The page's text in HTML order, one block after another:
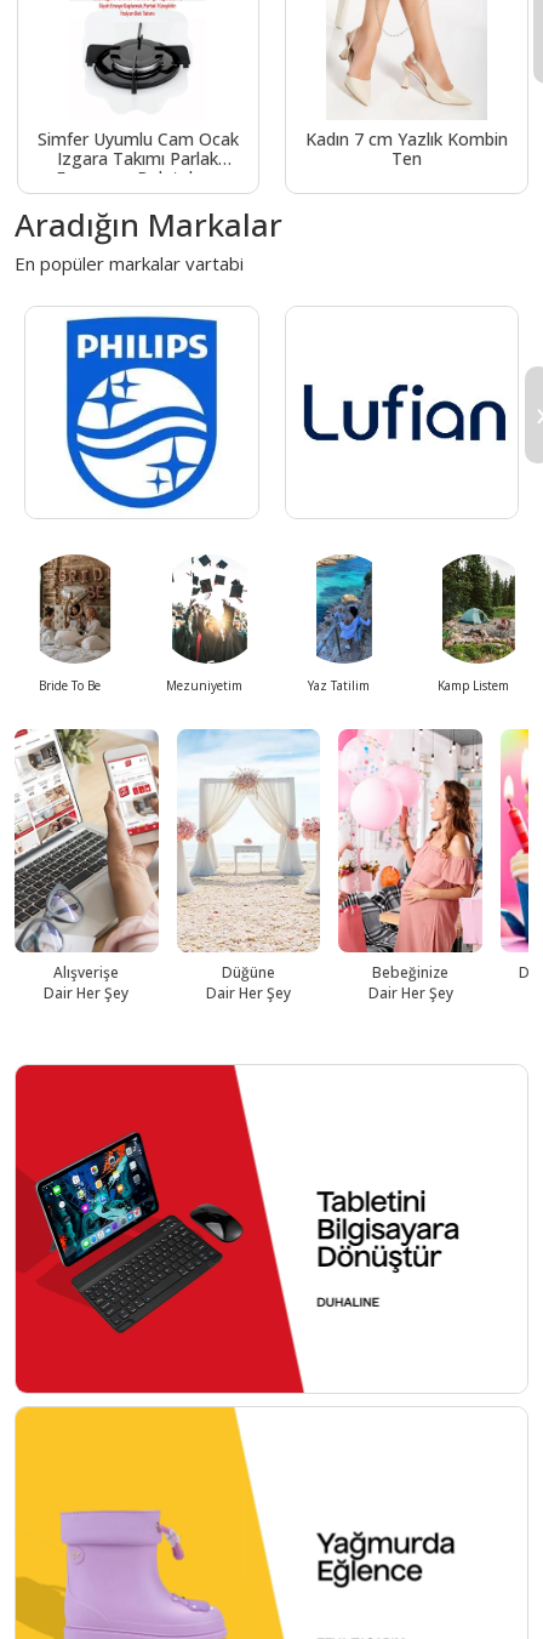
Simfer Uyumlu Cam Ocak
Izgara Takımı Parlak
Emaye ve Bek takımı
Kadın 7 cm Yazlık Kombin
Ten
Aradığın Markalar
En popüler markalar vartabi
Bride To Be Mezuniyetim Yaz Tatilim Kamp Listem
Alışverişe
Dair Her Şey
Düğüne
Dair Her Şey
Bebeğinize
Dair Her Şey